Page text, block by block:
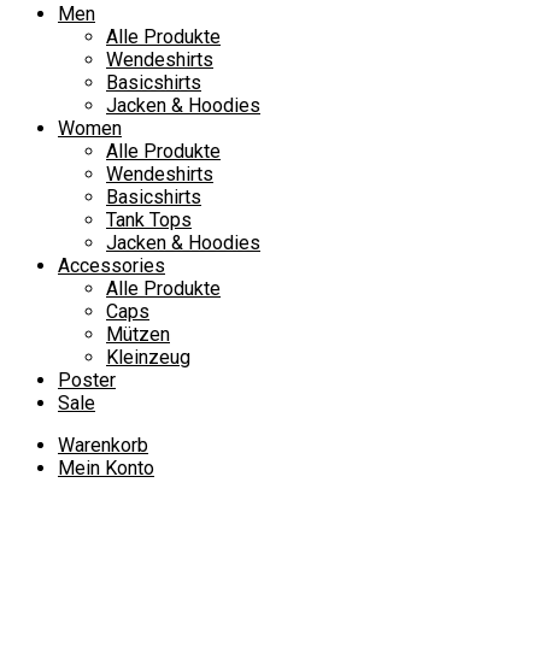
Men
Alle Produkte
Wendeshirts
Basicshirts
Jacken & Hoodies
Women
Alle Produkte
Wendeshirts
Basicshirts
Tank Tops
Jacken & Hoodies
Accessories
Alle Produkte
Caps
Mützen
Kleinzeug
Poster
Sale
Warenkorb
Mein Konto